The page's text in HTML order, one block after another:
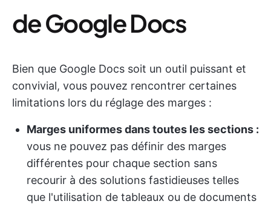
de Google Docs
Bien que Google Docs soit un outil puissant et
convivial, vous pouvez rencontrer certaines
limitations lors du réglage des marges :
Marges uniformes dans toutes les sections :
vous ne pouvez pas définir des marges
différentes pour chaque section sans
recourir à des solutions fastidieuses telles
que l'utilisation de tableaux ou de documents